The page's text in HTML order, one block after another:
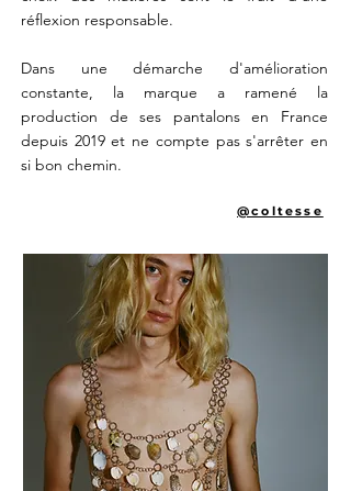
réflexion responsable.
Dans une démarche d'amélioration
constante, la marque a ramené la
production de ses pantalons en France
depuis 2019 et ne compte pas s'arrêter en
si bon chemin.
@coltesse